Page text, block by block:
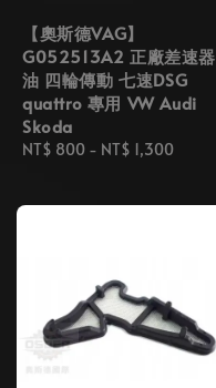
【奧斯德VAG】
G052513A2 正廠差速器
油 四輪傳動 七速DSG
quattro 專用 VW Audi
Skoda
Regular
NT$ 800 - NT$ 1,300